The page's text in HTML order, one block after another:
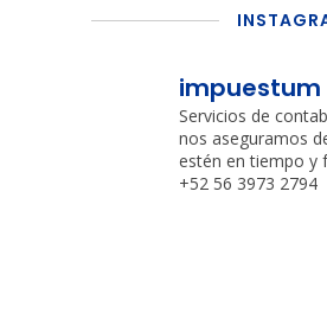
impuestum
Servicios de
nos aseguramos
estén en tiempo y
+52 56 3973 2794